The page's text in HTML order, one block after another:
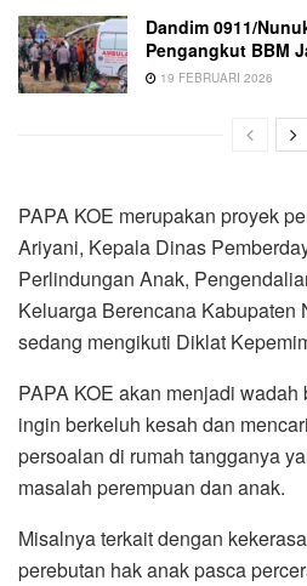
Dandim 0911/
Pengangkut BBM
19 FEBRUARI 2026
PAPA KOE merupakan proyek
Ariyani, Kepala Dinas
Perlindungan Anak,
Keluarga Berencana Kabupaten
sedang mengikuti Diklat
PAPA KOE akan menjadi
ingin berkeluh kesah dan
persoalan di rumah tangganya
masalah perempuan dan anak.
Misalnya terkait dengan
perebutan hak anak pasca